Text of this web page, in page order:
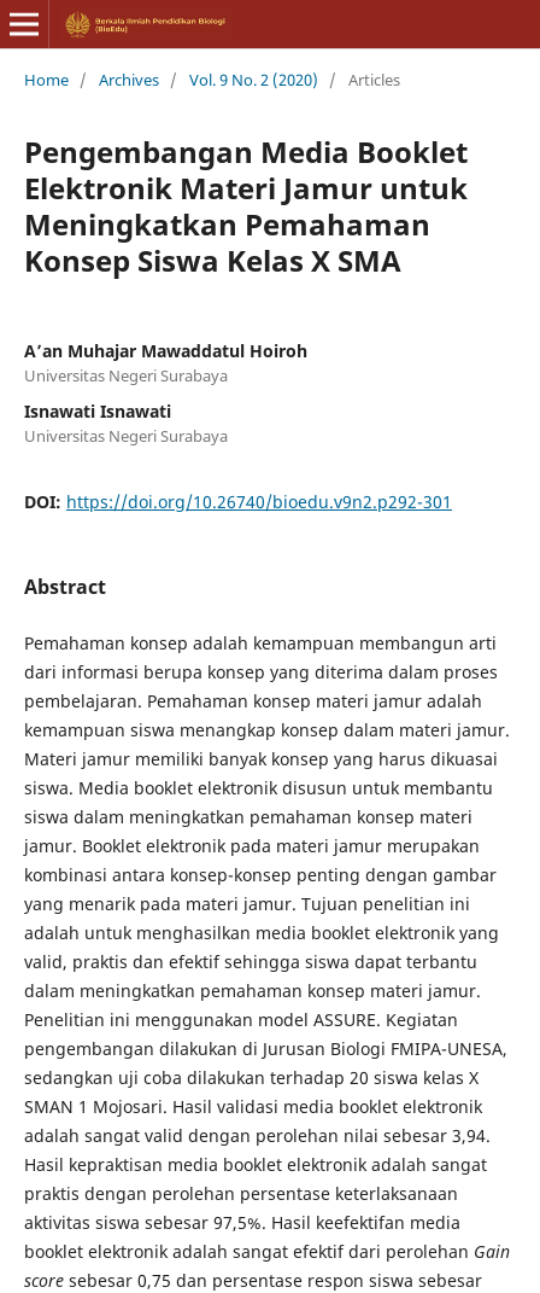
Home / Archives / Vol. 9 No. 2 (2020) / Articles
Pengembangan Media Booklet
Elektronik Materi Jamur untuk
Meningkatkan Pemahaman
Konsep Siswa Kelas X SMA
A’an Muhajar Mawaddatul Hoiroh
Universitas Negeri Surabaya
Isnawati Isnawati
Universitas Negeri Surabaya
DOI: https://doi.org/10.26740/bioedu.v9n2.p292-301
Abstract
Pemahaman konsep adalah kemampuan membangun arti
dari informasi berupa konsep yang diterima dalam proses
pembelajaran. Pemahaman konsep materi jamur adalah
kemampuan siswa menangkap konsep dalam materi jamur.
Materi jamur memiliki banyak konsep yang harus dikuasai
siswa. Media booklet elektronik disusun untuk membantu
siswa dalam meningkatkan pemahaman konsep materi
jamur. Booklet elektronik pada materi jamur merupakan
kombinasi antara konsep-konsep penting dengan gambar
yang menarik pada materi jamur. Tujuan penelitian ini
adalah untuk menghasilkan media booklet elektronik yang
valid, praktis dan efektif sehingga siswa dapat terbantu
dalam meningkatkan pemahaman konsep materi jamur.
Penelitian ini menggunakan model ASSURE. Kegiatan
pengembangan dilakukan di Jurusan Biologi FMIPA-UNESA,
sedangkan uji coba dilakukan terhadap 20 siswa kelas X
SMAN 1 Mojosari. Hasil validasi media booklet elektronik
adalah sangat valid dengan perolehan nilai sebesar 3,94.
Hasil kepraktisan media booklet elektronik adalah sangat
praktis dengan perolehan persentase keterlaksanaan
aktivitas siswa sebesar 97,5%. Hasil keefektifan media
booklet elektronik adalah sangat efektif dari perolehan Gain
scoresebesar 0,75 dan persentase respon siswa sebesar